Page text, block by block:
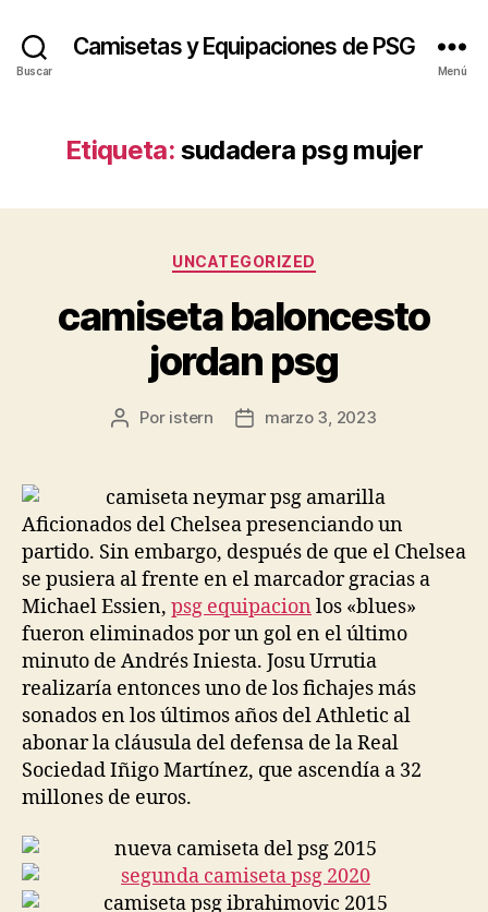
Buscar
Camisetas y Equipaciones de PSG
Menú
Etiqueta: sudadera psg mujer
Categorías
UNCATEGORIZED
camiseta baloncesto
jordan psg
Autor
entrada
Por istern
Fecha
entrada
marzo 3, 2023
Aficionados del Chelsea presenciando un
partido. Sin embargo, después de que el Chelsea
se pusiera al frente en el marcador gracias a
Michael Essien, psg equipacion los «blues»
fueron eliminados por un gol en el último
minuto de Andrés Iniesta. Josu Urrutia
realizaría entonces uno de los fichajes más
sonados en los últimos años del Athletic al
abonar la cláusula del defensa de la Real
Sociedad Iñigo Martínez, que ascendía a 32
millones de euros.